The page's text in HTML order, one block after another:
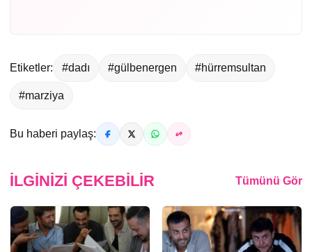
Etiketler: #dadı #gülbenergen #hürremsultan
#marziya
Bu haberi paylaş:
İLGINIZI ÇEKEBILIR Tümünü Gör